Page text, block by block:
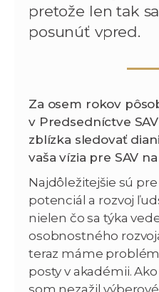
pretože len tak
posunúť vpred.
Za osem rokov
v Predsedníctve
zblízka sledovať
vaša vízia pre SAV
Najdôležitejšie sú
potenciál a rozvoj
nielen čo sa týka
osobnostného
teraz máme
posty v akadémii.
som nezažil